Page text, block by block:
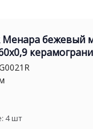
Менара бежевый
4шт